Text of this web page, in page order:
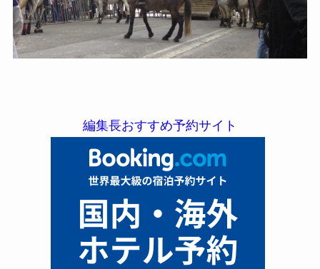
編集長おすすめ予約サイト